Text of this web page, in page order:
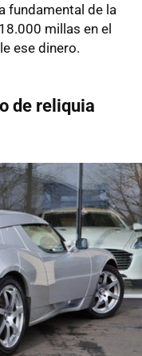
fundamental de la
millas en el
ese dinero.
de reliquia